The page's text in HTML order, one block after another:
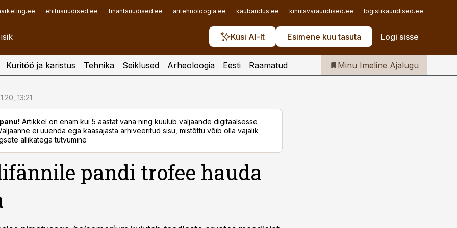
ehitusuudised.ee finantsuudised.ee aritehnoloogia.ee kaubandus.ee kinnisvarauudised.ee logistikauudised.ee
Küsi AI-lt Esimene kuu tasuta Logi sisse
Iseteenindus
Telli Imeline Ajalugu
Kuritöö ja karistus Tehnika Seiklused Arheoloogia Eesti Raamatud Minu Imeline Ajalugu
13:21
Artikkel on enam kui 5 aastat vana ning kuulub väljaande digitaalsesse
ei uuenda ega kaasajasta arhiveeritud sisu, mistõttu võib olla vajalik
allikatega tutvumine
pandi trofee hauda